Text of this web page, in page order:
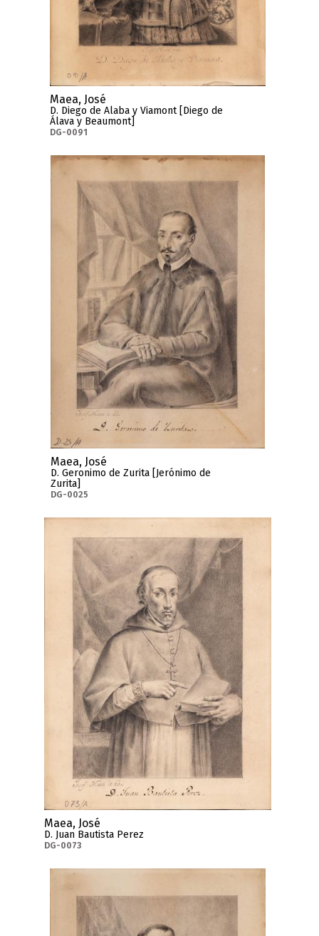
Maea, José
D. Diego de Alaba y Viamont [Diego de
Álava y Beaumont]
DG-0091
Maea, José
D. Geronimo de Zurita [Jerónimo de
Zurita]
DG-0025
Maea, José
D. Juan Bautista Perez
DG-0073